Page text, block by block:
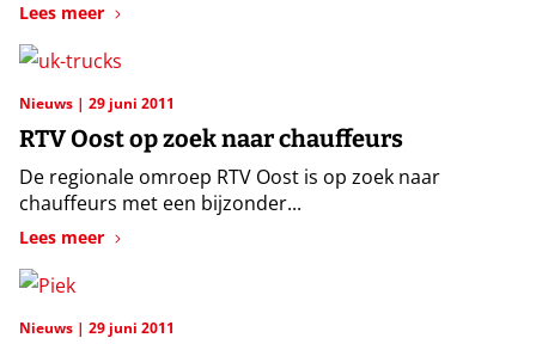
Lees meer
Nieuws 29 juni 2011
RTV Oost op zoek naar chauffeurs
De regionale omroep RTV Oost is op zoek naar
chauffeurs met een bijzonder...
Lees meer
Nieuws 29 juni 2011